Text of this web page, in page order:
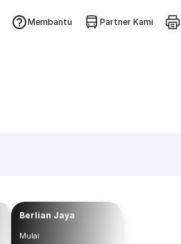
Membantu Partner Kami
Berlian Jaya
Mulai